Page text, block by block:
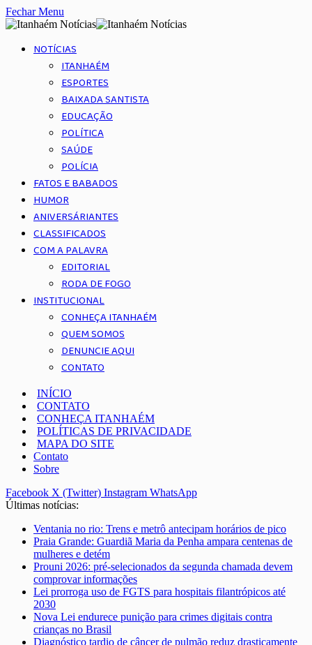
Fechar Menu
NOTÍCIAS
ITANHAÉM
ESPORTES
BAIXADA SANTISTA
EDUCAÇÃO
POLÍTICA
SAÚDE
POLÍCIA
FATOS E BABADOS
HUMOR
ANIVERSÁRIANTES
CLASSIFICADOS
COM A PALAVRA
EDITORIAL
RODA DE FOGO
INSTITUCIONAL
CONHEÇA ITANHAÉM
QUEM SOMOS
DENUNCIE AQUI
CONTATO
INÍCIO
CONTATO
CONHEÇA ITANHAÉM
POLÍTICAS DE PRIVACIDADE
MAPA DO SITE
Contato
Sobre
Facebook X (Twitter) Instagram WhatsApp
Últimas notícias:
Ventania no rio: Trens e metrô antecipam horários de pico
Praia Grande: Guardiã Maria da Penha ampara centenas de
mulheres e detém
Prouni 2026: pré-selecionados da segunda chamada devem
comprovar informações
Lei prorroga uso de FGTS para hospitais filantrópicos até
2030
Nova Lei endurece punição para crimes digitais contra
crianças no Brasil
Diagnóstico tardio de câncer de pulmão reduz drasticamente